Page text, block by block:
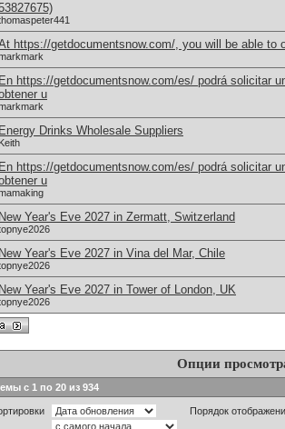
https://getdocumentsnow.com/, you will be able to
En https://getdocumentsnow.com/es/ podrá solicitar
u
Energy Drinks Wholesale Suppliers
Keith
En https://getdocumentsnow.com/es/ podrá solicitar
u
New Year's Eve 2027 in Zermatt, Switzerland
New Year's Eve 2027 in Vina del Mar, Chile
New Year's Eve 2027 in Tower of London, UK
Опции
с 1 по 20 из 934
Порядок